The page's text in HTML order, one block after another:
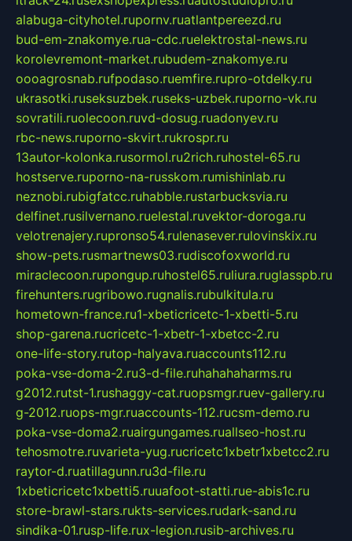
alabuga-cityhotel.rupornv.ruatlantpereezd.ru
bud-em-znakomye.rua-cdc.ruelektrostal-news.ru
korolevremont-market.rubudem-znakomye.ru
oooagrosnab.rufpodaso.ruemfire.rupro-otdelky.ru
ukrasotki.ruseksuzbek.ruseks-uzbek.ruporno-vk.ru
sovratili.ruolecoon.ruvd-dosug.ruadonyev.ru
rbc-news.ruporno-skvirt.rukrospr.ru
13autor-kolonka.rusormol.ru2rich.ruhostel-65.ru
hostserve.ruporno-na-russkom.rumishinlab.ru
neznobi.rubigfatcc.ruhabble.rustarbucksvia.ru
delfinet.rusilvernano.ruelestal.ruvektor-doroga.ru
velotrenajery.rupronso54.rulenasever.rulovinskix.ru
show-pets.rusmartnews03.rudiscofoxworld.ru
miraclecoon.rupongup.ruhostel65.ruliura.ruglasspb.ru
firehunters.rugribowo.rugnalis.rubulkitula.ru
hometown-france.ru1-xbeticricetc-1-xbetti-5.ru
shop-garena.rucricetc-1-xbetr-1-xbetcc-2.ru
one-life-story.rutop-halyava.ruaccounts112.ru
poka-vse-doma-2.ru3-d-file.ruhahahaharms.ru
g2012.rutst-1.rushaggy-cat.ruopsmgr.ruev-gallery.ru
g-2012.ruops-mgr.ruaccounts-112.rucsm-demo.ru
poka-vse-doma2.ruairgungames.ruallseo-host.ru
tehosmotre.ruvarieta-yug.rucricetc1xbetr1xbetcc2.ru
raytor-d.ruatillagunn.ru3d-file.ru
1xbeticricetc1xbetti5.ruuafoot-statti.rue-abis1c.ru
store-brawl-stars.rukts-services.rudark-sand.ru
sindika-01.rusp-life.rux-legion.rusib-archives.ru